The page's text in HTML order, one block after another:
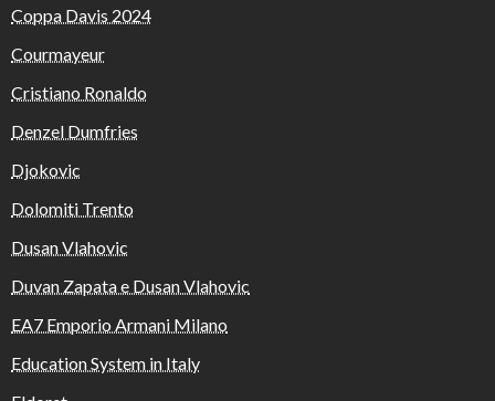
Coppa Davis 2024
Courmayeur
Cristiano Ronaldo
Denzel Dumfries
Djokovic
Dolomiti Trento
Dusan Vlahovic
Duvan Zapata e Dusan Vlahovic
EA7 Emporio Armani Milano
Education System in Italy